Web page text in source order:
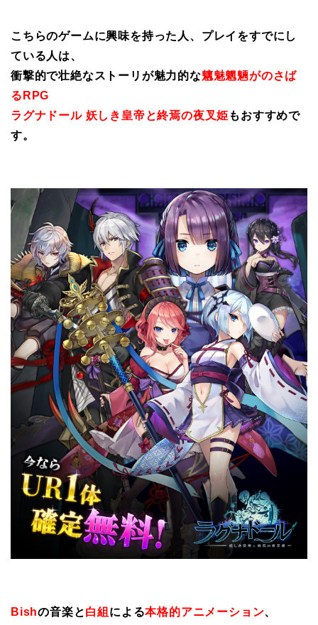
こちらのゲームに興味を持った人、プレイをすでにし
ている人は、
衝撃的で壮絶なストーリが魅力的な魑魅魍魎がのさば
るRPG
ラグナドール 妖しき皇帝と終焉の夜叉姫 もおすすめで
す。
Bishの音楽と白組 による本格的アニメーション、